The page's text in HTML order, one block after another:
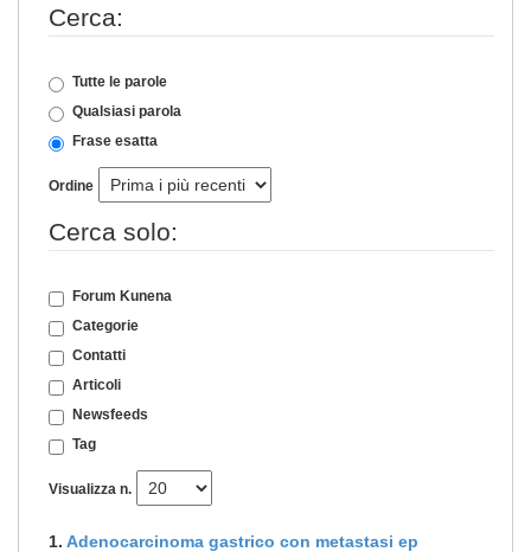
Cerca:
Tutte le parole
Qualsiasi parola
Frase esatta
Ordine
Cerca solo:
Forum Kunena
Categorie
Contatti
Articoli
Newsfeeds
Tag
Visualizza n.
1. Adenocarcinoma gastrico con metastasi ep